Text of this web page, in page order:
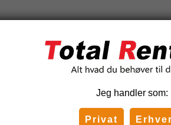
Jeg handler som:
Privat